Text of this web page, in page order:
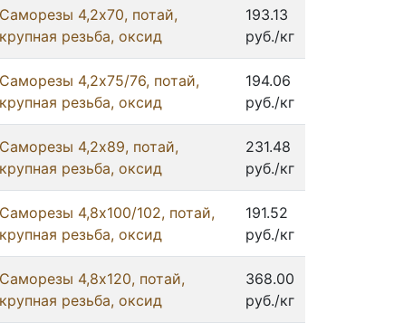
Саморезы 4,2x70, потай,
крупная резьба, оксид
193.13
руб./кг
Саморезы 4,2x75/76, потай,
крупная резьба, оксид
194.06
руб./кг
Саморезы 4,2x89, потай,
крупная резьба, оксид
231.48
руб./кг
Саморезы 4,8х100/102, потай,
крупная резьба, оксид
191.52
руб./кг
Саморезы 4,8х120, потай,
крупная резьба, оксид
368.00
руб./кг